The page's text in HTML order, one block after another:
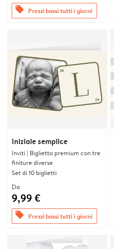
offers Prezzi bassi tutti i giorni
Iniziale semplice
Inviti | Biglietto premium con tre
finiture diverse
Set di 10 biglietti
Da
9,99 €
offers Prezzi bassi tutti i giorni